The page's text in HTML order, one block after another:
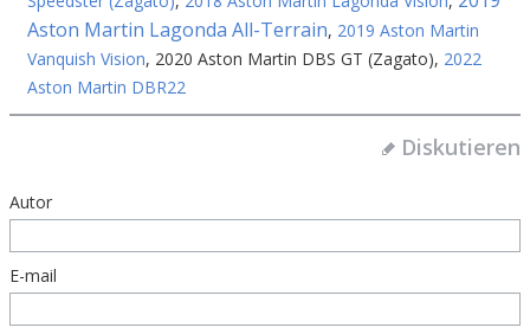
Aston Martin Lagonda All-Terrain, 2019 Aston Martin
Vanquish Vision, 2020 Aston Martin DBS GT (Zagato), 2022
Aston Martin DBR22
Diskutieren
Autor
E-mail